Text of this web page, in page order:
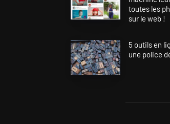
toutes les
sur le web !
5 outils en
une police